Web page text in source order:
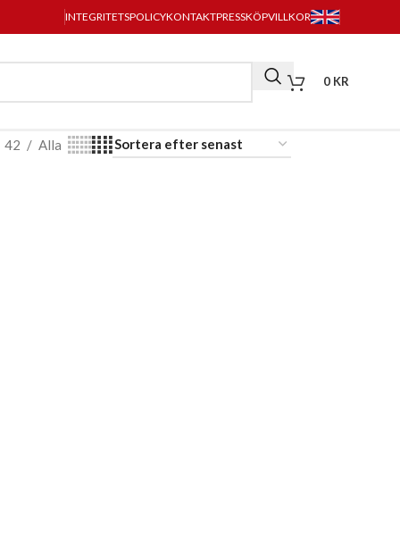
INTEGRITETSPOLICYKONTAKTPRESSKÖPVILLKOR
0 KR
42 Alla